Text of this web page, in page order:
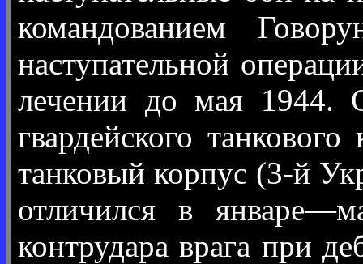
командованием
наступательной
лечении до мая 1944.
гвардейского
танковый корпус (3-й
отличился в
контрудара врага при